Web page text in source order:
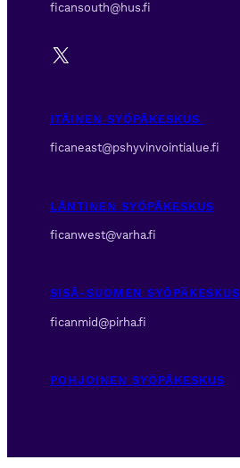
ficansouth@hus.fi
X
ITÄINEN SYÖPÄKESKUS
ficaneast@pshyvinvointialue.fi
LÄNTINEN SYÖPÄKESKUS
ficanwest@varha.fi
SISÄ-SUOMEN SYÖPÄKESKUS
ficanmid@pirha.fi
POHJOINEN SYÖPÄKESKUS